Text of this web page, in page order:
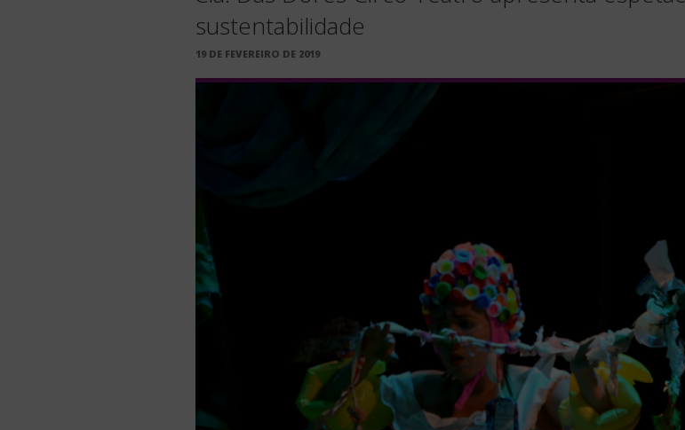
sustentabilidade
PUBLICADO
19 DE FEVEREIRO DE 2019